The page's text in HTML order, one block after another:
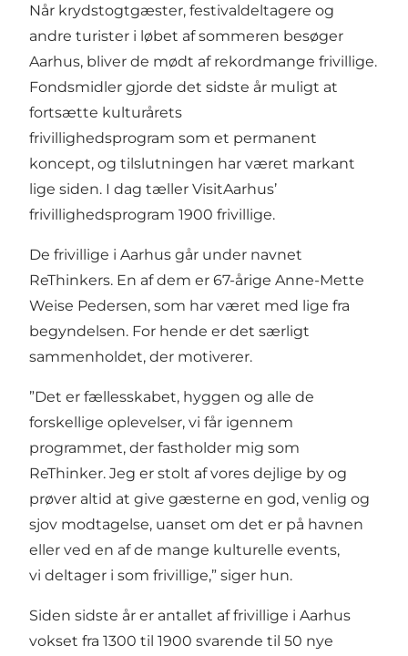
Når krydstogtgæster, festivaldeltagere og
andre turister i løbet af sommeren besøger
Aarhus, bliver de mødt af rekordmange frivillige.
Fondsmidler gjorde det sidste år muligt at
fortsætte kulturårets
frivillighedsprogram som et permanent
koncept, og tilslutningen har været markant
lige siden. I dag tæller VisitAarhus’
frivillighedsprogram 1900 frivillige.
De frivillige i Aarhus går under navnet
ReThinkers. En af dem er 67-årige Anne-Mette
Weise Pedersen, som har været med lige fra
begyndelsen. For hende er det særligt
sammenholdet, der motiverer.
”Det er fællesskabet, hyggen og alle de
forskellige oplevelser, vi får igennem
programmet, der fastholder mig som
ReThinker. Jeg er stolt af vores dejlige by og
prøver altid at give gæsterne en god, venlig og
sjov modtagelse, uanset om det er på havnen
eller ved en af de mange kulturelle events,
vi deltager i som frivillige,” siger hun.
Siden sidste år er antallet af frivillige i Aarhus
vokset fra 1300 til 1900 svarende til 50 nye